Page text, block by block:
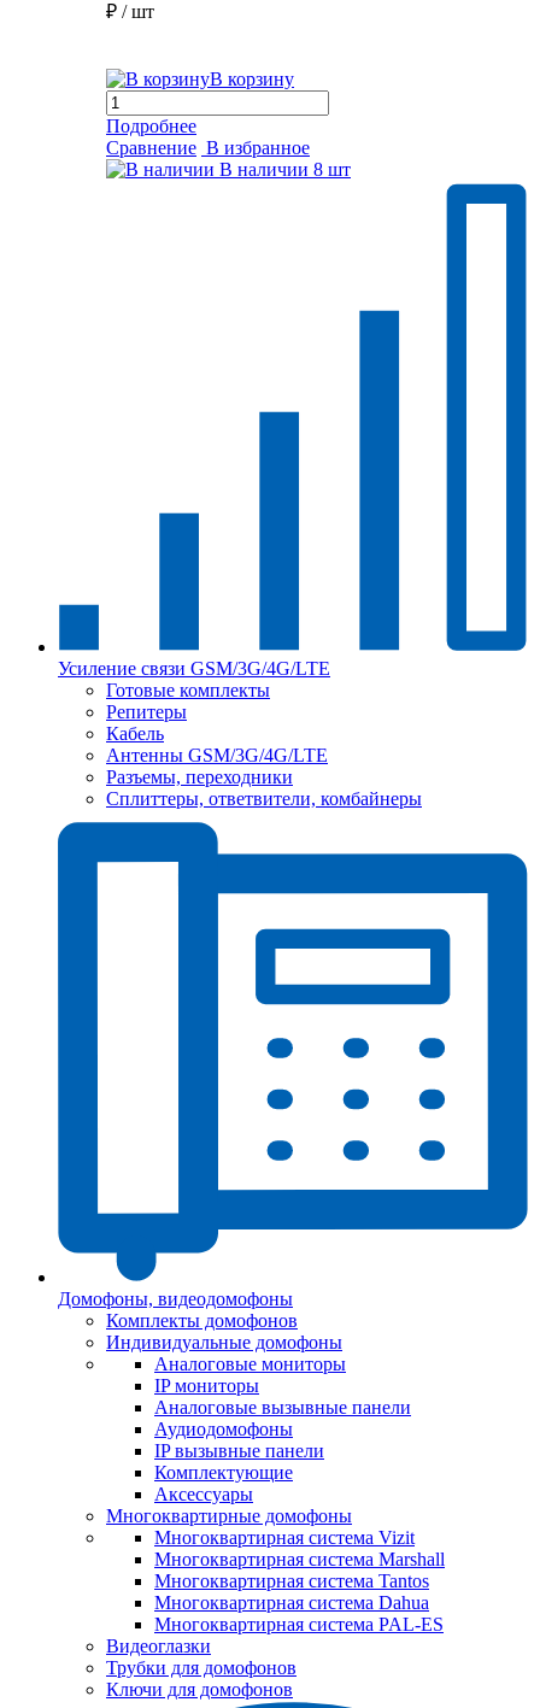
₽ / шт
В корзину
Подробнее
Сравнение В избранное
В наличии 8 шт
Усиление связи GSM/3G/4G/LTE
Готовые комплекты
Репитеры
Кабель
Антенны GSM/3G/4G/LTE
Разъемы, переходники
Сплиттеры, ответвители, комбайнеры
Домофоны, видеодомофоны
Комплекты домофонов
Индивидуальные домофоны
Аналоговые мониторы
IP мониторы
Аналоговые вызывные панели
Аудиодомофоны
IP вызывные панели
Комплектующие
Аксессуары
Многоквартирные домофоны
Многоквартирная система Vizit
Многоквартирная система Marshall
Многоквартирная система Tantos
Многоквартирная система Dahua
Многоквартирная система PAL-ES
Видеоглазки
Трубки для домофонов
Ключи для домофонов